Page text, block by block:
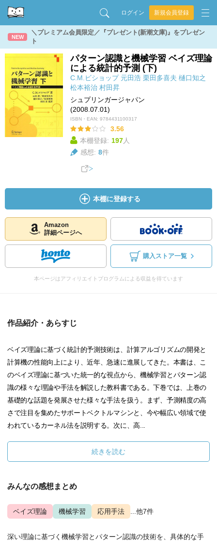
ログイン 新規会員登録
NEW
＼プレミアム会員限定／『プレゼント(新潮文庫)』をプレゼン
ト
パターン認識と機械学習 ベイズ理論
による統計的予測 (下)
C.M.ビショップ 元田浩 栗田多喜夫 樋口知之
松本裕治 村田昇
シュプリンガージャパン
(2008.07.01)
ISBN・EAN: 9784431100317
3.56
本棚登録: 197人
感想: 8件
本棚に登録する
Amazon
詳細ページへ
購入ストア一覧
本ページはアフィリエイトプログラムによる収益を得ています
作品紹介・あらすじ
ベイズ理論に基づく統計的予測技術は、計算アルゴリズムの開発と
計算機の性能向上により、近年、急速に進展してきた。本書は、こ
のベイズ理論に基づいた統一的な視点から、機械学習とパターン認
識の様々な理論や手法を解説した教科書である。下巻では、上巻の
基礎的な話題を発展させた様々な手法を扱う。まず、予測精度の高
さで注目を集めたサポートベクトルマシンと、今や幅広い領域で使
われているカーネル法を説明する。次に、高...
続きを読む
みんなの感想まとめ
ベイズ理論 機械学習 応用手法 ...他7件
深い理論に基づく機械学習とパターン認識の技術を、具体的な手